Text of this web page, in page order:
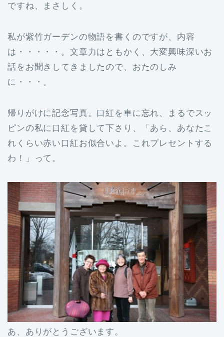
ですね、まさしく。
私が紫竹ガーデンの物語を書くのですが、内容
は・・・・・。文章力はともかく、大変興味深いお
話をお聞きしてきましたので、おたのしみ
に・・・。
帰りがけに記念写真。口紅を車に忘れ、まるでスッ
ピンの私に口紅を貸して下さり、「あら、あなたこ
れくらい赤い口紅お似合いよ。これプレセントする
わ！」って。
あ、ありがとうございます。